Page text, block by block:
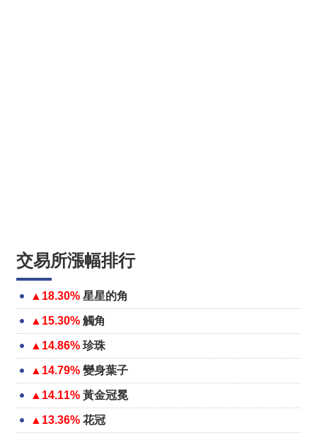
交易所漲幅排行
▲18.30% 星星的角
▲15.30% 觸角
▲14.86% 珍珠
▲14.79% 變身葉子
▲14.11% 黃金冠冕
▲13.36% 花冠